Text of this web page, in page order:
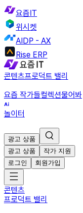
요즘IT
위시켓
AIDP - AX
Rise ERP
콘텐츠프로덕트 밸리
요즘 작가들컬렉션물어봐
놀이터
광고 상품
광고 상품
작가 지원
로그인
회원가입
콘텐츠
프로덕트 밸리